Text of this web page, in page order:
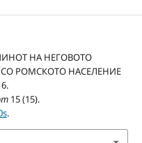
НА НЕГОВОТО
РОМСКОТО НАСЕЛЕНИЕ
15 (15).
.